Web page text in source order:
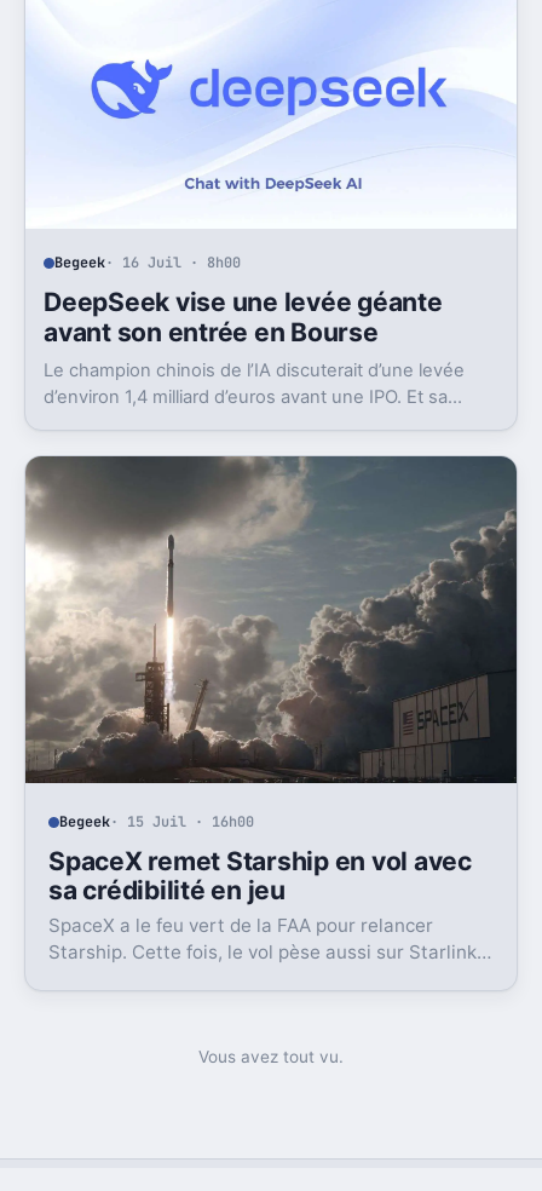
Begeek· 16 Juil · 8h00
DeepSeek vise une levée géante
avant son entrée en Bourse
Le champion chinois de l’IA discuterait d’une levée
d’environ 1,4 milliard d’euros avant une IPO. Et sa
Begeek· 15 Juil · 16h00
SpaceX remet Starship en vol avec
sa crédibilité en jeu
SpaceX a le feu vert de la FAA pour relancer
Starship. Cette fois, le vol pèse aussi sur Starlink
Vous avez tout vu.